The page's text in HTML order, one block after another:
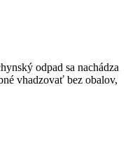
odpad sa nachádza
vhadzovať bez obalov,